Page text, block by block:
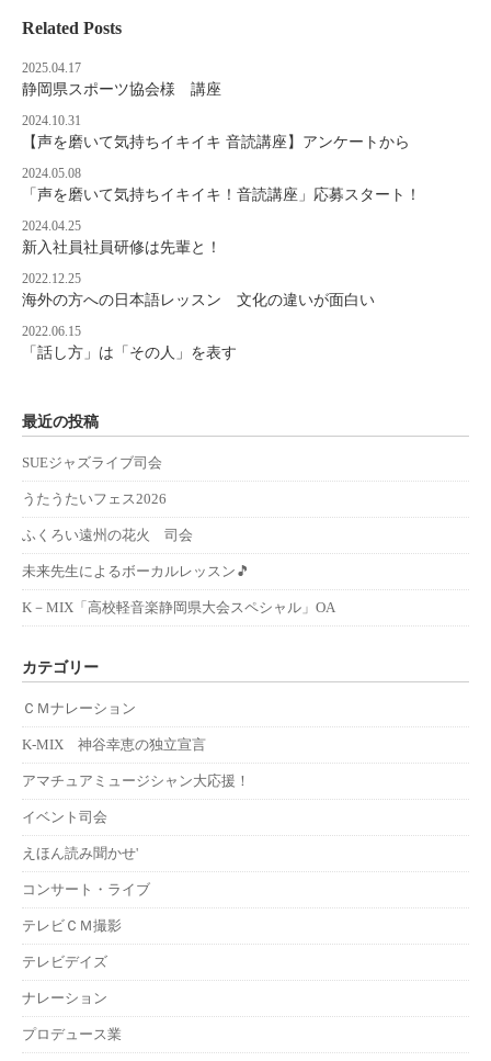
Related Posts
2025.04.17
静岡県スポーツ協会様 講座
2024.10.31
【声を磨いて気持ちイキイキ 音読講座】アンケートから
2024.05.08
「声を磨いて気持ちイキイキ！音読講座」応募スタート！
2024.04.25
新入社員社員研修は先輩と！
2022.12.25
海外の方への日本語レッスン 文化の違いが面白い
2022.06.15
「話し方」は「その人」を表す
最近の投稿
SUEジャズライブ司会
うたうたいフェス2026
ふくろい遠州の花火 司会
未来先生によるボーカルレッスン🎵
K－MIX「高校軽音楽静岡県大会スペシャル」OA
カテゴリー
ＣＭナレーション
K-MIX 神谷幸恵の独立宣言
アマチュアミュージシャン大応援！
イベント司会
えほん読み聞かせ'
コンサート・ライブ
テレビＣＭ撮影
テレビデイズ
ナレーション
プロデュース業